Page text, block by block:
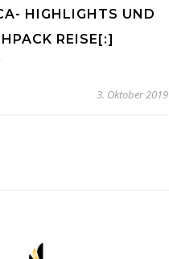
HIGHLIGHTS UND
REISE[:]
3. Oktober 2019